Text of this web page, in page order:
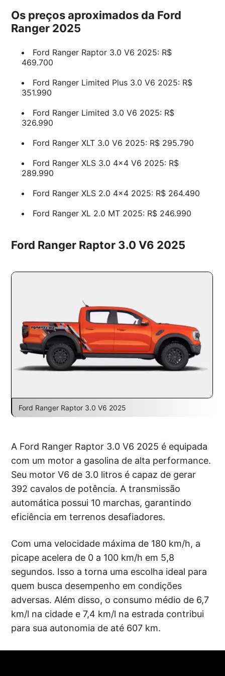
Os preços aproximados da Ford
Ranger 2025
Ford Ranger Raptor 3.0 V6 2025: R$
469.700
Ford Ranger Limited Plus 3.0 V6 2025: R$
351.990
Ford Ranger Limited 3.0 V6 2025: R$
326.990
Ford Ranger XLT 3.0 V6 2025: R$ 295.790
Ford Ranger XLS 3.0 4×4 V6 2025: R$
289.990
Ford Ranger XLS 2.0 4×4 2025: R$ 264.490
Ford Ranger XL 2.0 MT 2025: R$ 246.990
Ford Ranger Raptor 3.0 V6 2025
Ford Ranger Raptor 3.0 V6 2025
A Ford Ranger Raptor 3.0 V6 2025 é equipada
com um motor a gasolina de alta performance.
Seu motor V6 de 3.0 litros é capaz de gerar
392 cavalos de potência. A transmissão
automática possui 10 marchas, garantindo
eficiência em terrenos desafiadores.
Com uma velocidade máxima de 180 km/h, a
picape acelera de 0 a 100 km/h em 5,8
segundos. Isso a torna uma escolha ideal para
quem busca desempenho em condições
adversas. Além disso, o consumo médio de 6,7
km/l na cidade e 7,4 km/l na estrada contribui
para sua autonomia de até 607 km.